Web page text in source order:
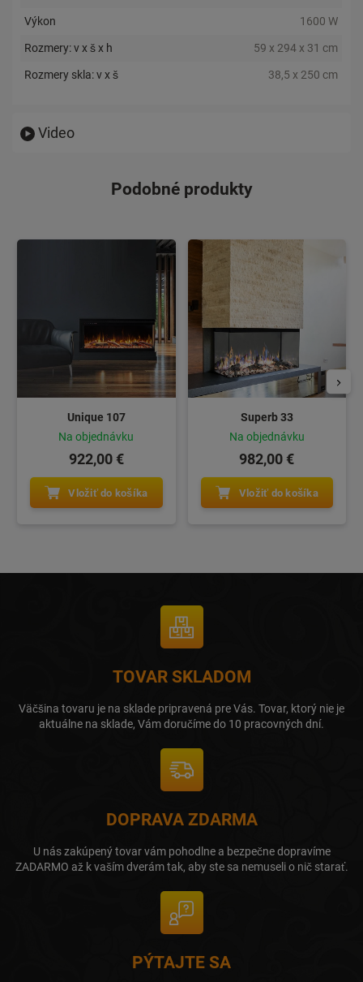
Výkon 1600 W
Rozmery: v x š x h 59 x 294 x 31 cm
Rozmery skla: v x š 38,5 x 250 cm
Video
Podobné produkty
Unique 107
Na objednávku
922,00 €
Vložiť do košíka
Superb 33
Na objednávku
982,00 €
Vložiť do košíka
TOVAR SKLADOM
Väčšina tovaru je na sklade pripravená pre Vás. Tovar, ktorý nie je
aktuálne na sklade, Vám doručíme do 10 pracovných dní.
DOPRAVA ZDARMA
U nás zakúpený tovar vám pohodlne a bezpečne dopravíme
ZADARMO až k vaším dverám tak, aby ste sa nemuseli o nič starať.
PÝTAJTE SA